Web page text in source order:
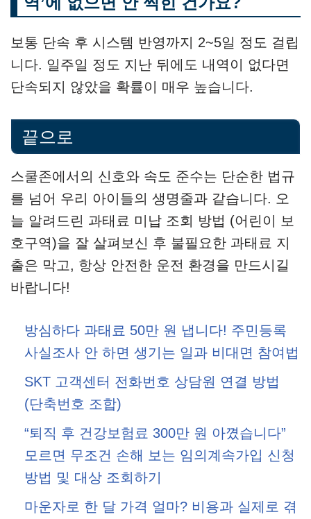
보통 단속 후 시스템 반영까지 2~5일 정도 걸립
니다. 일주일 정도 지난 뒤에도 내역이 없다면
단속되지 않았을 확률이 매우 높습니다.
끝으로
스쿨존에서의 신호와 속도 준수는 단순한 법규
를 넘어 우리 아이들의 생명줄과 같습니다. 오
늘 알려드린 과태료 미납 조회 방법 (어린이 보
호구역)을 잘 살펴보신 후 불필요한 과태료 지
출은 막고, 항상 안전한 운전 환경을 만드시길
바랍니다!
방심하다 과태료 50만 원 냅니다! 주민등록
사실조사 안 하면 생기는 일과 비대면 참여법
SKT 고객센터 전화번호 상담원 연결 방법
(단축번호 조합)
“퇴직 후 건강보험료 300만 원 아꼈습니다”
모르면 무조건 손해 보는 임의계속가입 신청
방법 및 대상 조회하기
마운자로 한 달 가격 얼마? 비용과 실제로 겪